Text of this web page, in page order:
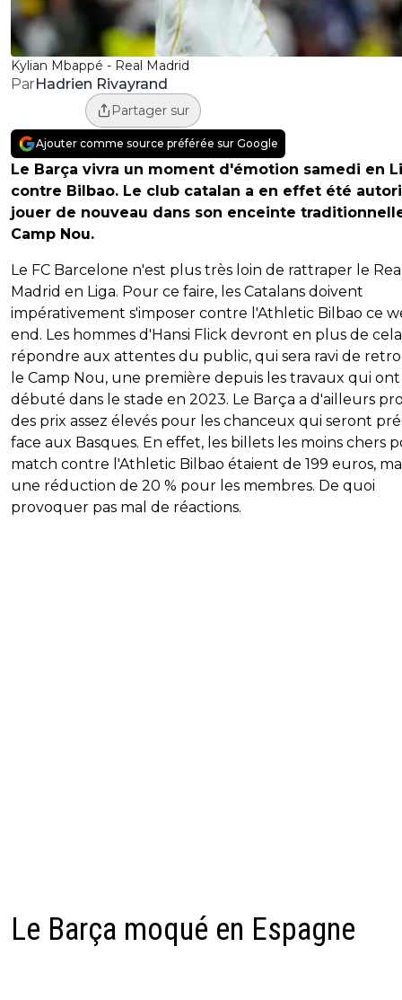
Kylian Mbappé - Real Madrid
ParHadrien Rivayrand
Partager sur
Ajouter comme source préférée sur Google
Le Barça vivra un moment d'émotion samedi en
contre Bilbao. Le club catalan a en effet été
jouer de nouveau dans son enceinte
Camp Nou.
Le FC Barcelone n'est plus très loin de rattraper le
Madrid en Liga. Pour ce faire, les Catalans doivent
impérativement s'imposer contre l'Athletic Bilbao ce
end. Les hommes d'Hansi Flick devront en plus de cela
répondre aux attentes du public, qui sera ravi de
le Camp Nou, une première depuis les travaux qui ont
débuté dans le stade en 2023. Le Barça a d'ailleurs
des prix assez élevés pour les chanceux qui seront
face aux Basques. En effet, les billets les moins chers
match contre l'Athletic Bilbao étaient de 199 euros,
une réduction de 20 % pour les membres. De quoi
provoquer pas mal de réactions.
Le Barça moqué en Espagne